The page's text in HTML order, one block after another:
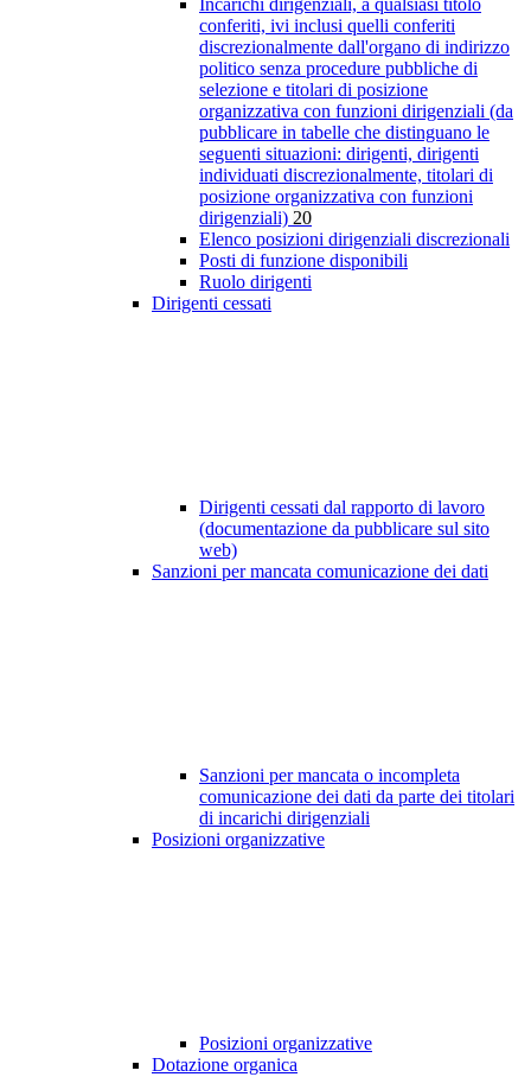
Incarichi dirigenziali, a qualsiasi titolo
conferiti, ivi inclusi quelli conferiti
discrezionalmente dall'organo di indirizzo
politico senza procedure pubbliche di
selezione e titolari di posizione
organizzativa con funzioni dirigenziali (da
pubblicare in tabelle che distinguano le
seguenti situazioni: dirigenti, dirigenti
individuati discrezionalmente, titolari di
posizione organizzativa con funzioni
dirigenziali) 20
Elenco posizioni dirigenziali discrezionali
Posti di funzione disponibili
Ruolo dirigenti
Dirigenti cessati
Dirigenti cessati dal rapporto di lavoro
(documentazione da pubblicare sul sito
web)
Sanzioni per mancata comunicazione dei dati
Sanzioni per mancata o incompleta
comunicazione dei dati da parte dei titolari
di incarichi dirigenziali
Posizioni organizzative
Posizioni organizzative
Dotazione organica